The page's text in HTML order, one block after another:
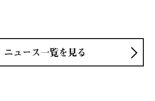
ニュース一覧を見る